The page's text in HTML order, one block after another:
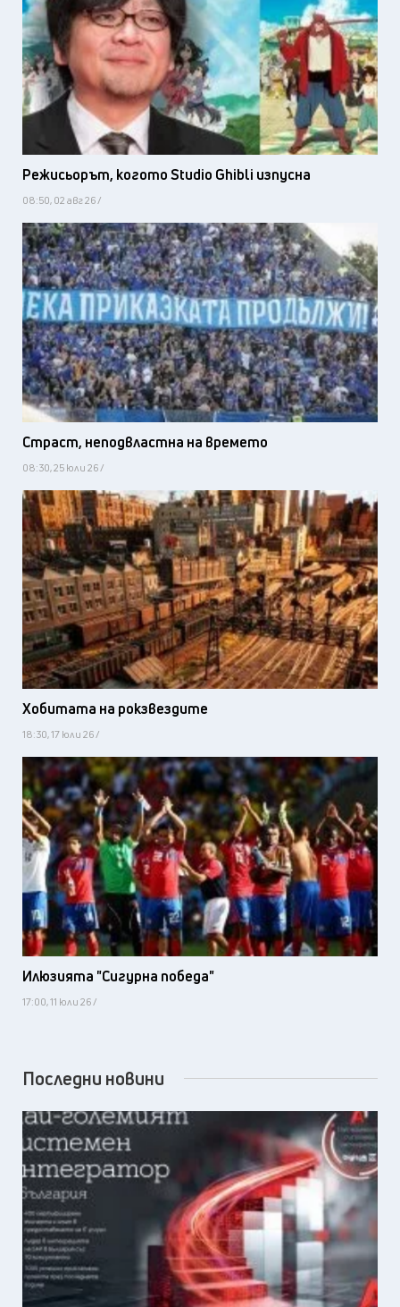
Режисьорът, когото Studio Ghibli изпусна
08:50, 02 авг 26 /
Страст, неподвластна на времето
08:30, 25 юли 26 /
Хобитата на рокзвездите
18:30, 17 юли 26 /
Илюзията "Сигурна победа"
17:00, 11 юли 26 /
Последни новини